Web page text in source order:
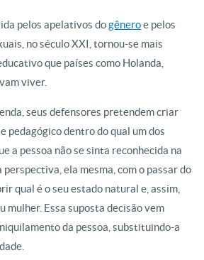
pelos apelativos dogêneroe pelos
no século XXI, tornou-se mais
que países como Holanda,
viver.
seus defensores pretendem criar
pedagógico dentro do qual um dos
a pessoa não se sinta reconhecida na
perspectiva, ela mesma, com o passar do
qual é o seu estado natural e, assim,
mulher. Essa suposta decisão vem
da pessoa, substituindo-a